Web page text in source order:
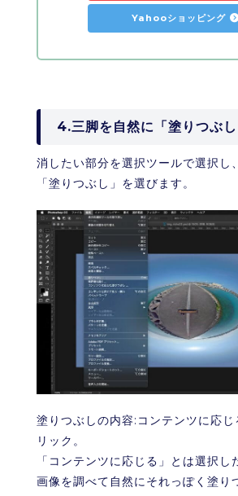
Yahooショッピング
4.三脚を自然に「塗りつぶ
消したい部分を選択ツールで選択し
「塗りつぶし」を選びます。
塗りつぶしの内容:コンテンツに応
リック。
「コンテンツに応じる」とは選択し
画像を調べて自然にそれっぽく塗り